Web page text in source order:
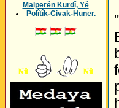
Malperên Kurdî, Yê
Polîtîk-Civak-Huner.
"